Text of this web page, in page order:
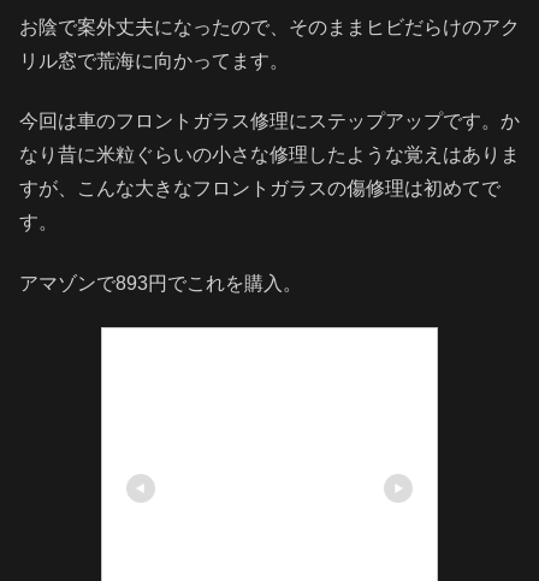
お陰で案外丈夫になったので、そのままヒビだらけのアク
リル窓で荒海に向かってます。
今回は車のフロントガラス修理にステップアップです。か
なり昔に米粒ぐらいの小さな修理したような覚えはありま
すが、こんな大きなフロントガラスの傷修理は初めてで
す。
アマゾンで893円でこれを購入。